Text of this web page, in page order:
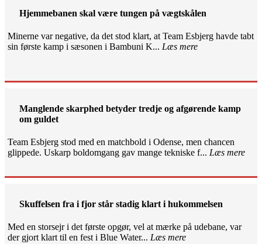
Hjemmebanen skal være tungen på vægtskålen
Minerne var negative, da det stod klart, at Team Esbjerg havde tabt
sin første kamp i sæsonen i Bambuni K... Læs mere
Manglende skarphed betyder tredje og afgørende kamp
om guldet
Team Esbjerg stod med en matchbold i Odense, men chancen
glippede. Uskarp boldomgang gav mange tekniske f... Læs mere
Skuffelsen fra i fjor står stadig klart i hukommelsen
Med en storsejr i det første opgør, vel at mærke på udebane, var
der gjort klart til en fest i Blue Water... Læs mere